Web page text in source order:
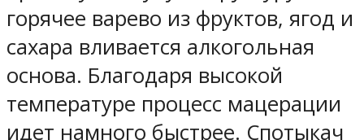
горячее варево из фруктов, ягод и
сахара вливается алкогольная
основа. Благодаря высокой
температуре процесс мацерации
идет намного быстрее. Спотыкач